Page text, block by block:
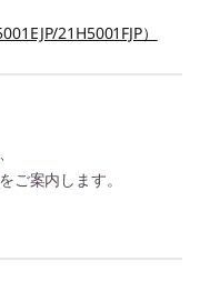
す
ンピューティン
Radeon™グ
リとストレージ
行することがで
駆動が可能で、
できます。
ク パスワード、ス
マネジメント パス
21H5001FJP）
ご案内します。